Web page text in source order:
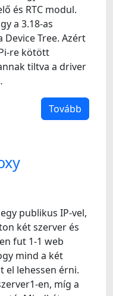
és RTC modul.
a 3.18-as
Tree. Azért
re kötött
tiltva a driver
Tovább
publikus IP-vel,
két szerver és
fut 1-1 web
mind a két
el lehessen érni.
en, míg a